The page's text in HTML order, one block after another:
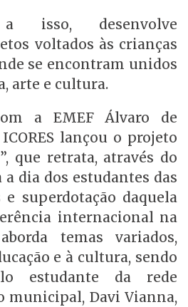
a isso, desenvolve
voltados às crianças
se encontram unidos
arte e cultura.
a EMEF Álvaro de
lançou o projeto
que retrata, através do
dia dos estudantes das
superdotação daquela
internacional na
temas variados,
e à cultura, sendo
estudante da rede
municipal, Davi Vianna,